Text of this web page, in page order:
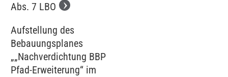
Abs. 7 LBO
Aufstellung des
Bebauungsplanes
„„Nachverdichtung BBP
Pfad-Erweiterung“ im